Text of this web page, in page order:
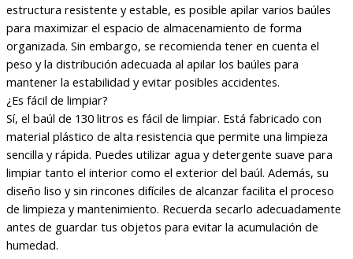
estructura resistente y estable, es posible apilar varios baúles
para maximizar el espacio de almacenamiento de forma
organizada. Sin embargo, se recomienda tener en cuenta el
peso y la distribución adecuada al apilar los baúles para
mantener la estabilidad y evitar posibles accidentes.
¿Es fácil de limpiar?
Sí, el baúl de 130 litros es fácil de limpiar. Está fabricado con
material plástico de alta resistencia que permite una limpieza
sencilla y rápida. Puedes utilizar agua y detergente suave para
limpiar tanto el interior como el exterior del baúl. Además, su
diseño liso y sin rincones difíciles de alcanzar facilita el proceso
de limpieza y mantenimiento. Recuerda secarlo adecuadamente
antes de guardar tus objetos para evitar la acumulación de
humedad.